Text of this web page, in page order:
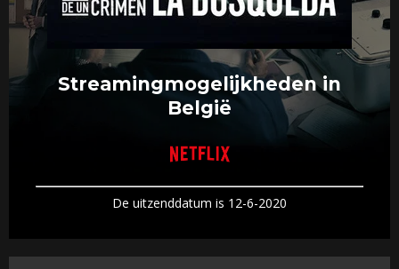
Streamingmogelijkheden in
België
De uitzenddatum is 12-6-2020